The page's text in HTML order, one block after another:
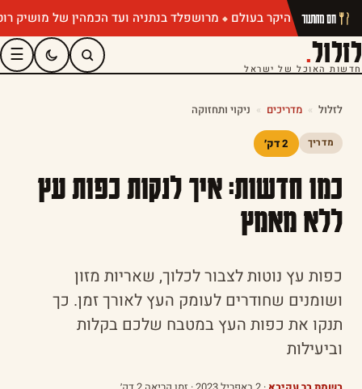
מרושפלד בנתניה ועד הכמהין של מושיק רוט: חם מהתנור
לזלול.
חדשות האוכל של ישראל
☰
לזלול » מדריכים » ניקוי ותחזוקה
מדריך 2 דק׳
כמו חדשות: איך לנקות כפות עץ
ללא מאמץ
כפות עץ נוטות לצבור לכלוך, שאריות מזון
ושומנים שחודרים לעומק העץ לאורך זמן. כך
תנקו את כפות העץ במטבח שלכם בקלות
וביעילות